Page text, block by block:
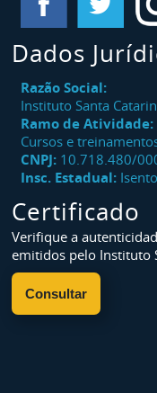
Dados
Razão Social:
Instituto Santa
Ramo de Atividade:
Cursos e
CNPJ: 10.718.480/
Insc. Estadual: Isento
Certificado
Verifique a
emitidos pelo Instituto
Consultar